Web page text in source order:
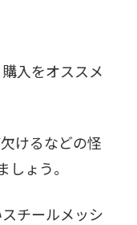
入をオススメ
けるなどの怪
ょう。
チールメッシ